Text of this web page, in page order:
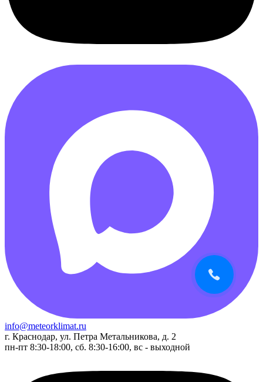
info@meteorklimat.ru
г. Краснодар, ул. Петра Метальникова, д. 2
пн-пт 8:30-18:00, сб. 8:30-16:00, вс - выходной